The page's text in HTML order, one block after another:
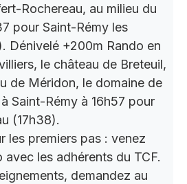
Rochereau, au milieu du
pour Saint-Rémy les
Dénivelé +200m Rando en
le château de Breteuil,
de Méridon, le domaine de
Saint-Rémy à 16h57 pour
(17h38).
les premiers pas : venez
les adhérents du TCF.
demandez au